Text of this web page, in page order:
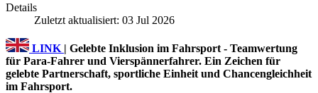
Details
Zuletzt aktualisiert: 03 Jul 2026
LINK | Gelebte Inklusion im Fahrsport - Teamwertung
für Para-Fahrer und Vierspännerfahrer. Ein Zeichen für
gelebte Partnerschaft, sportliche Einheit und Chancengleichheit
im Fahrsport.